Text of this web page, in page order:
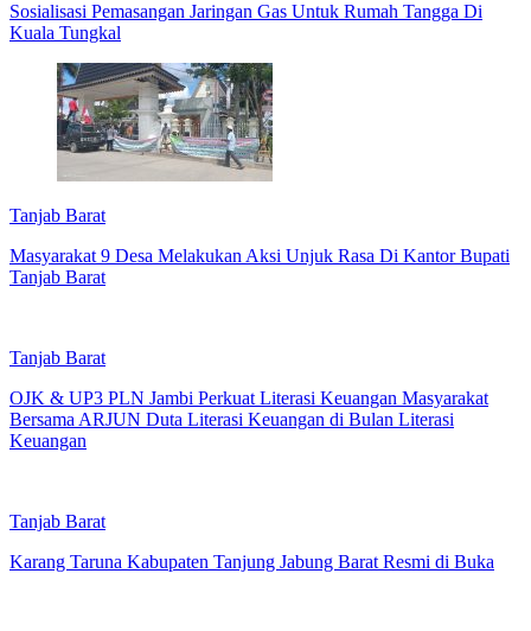
Sosialisasi Pemasangan Jaringan Gas Untuk Rumah Tangga Di
Kuala Tungkal
Tanjab Barat
Masyarakat 9 Desa Melakukan Aksi Unjuk Rasa Di Kantor Bupati
Tanjab Barat
Tanjab Barat
OJK & UP3 PLN Jambi Perkuat Literasi Keuangan Masyarakat
Bersama ARJUN Duta Literasi Keuangan di Bulan Literasi
Keuangan
Tanjab Barat
Karang Taruna Kabupaten Tanjung Jabung Barat Resmi di Buka